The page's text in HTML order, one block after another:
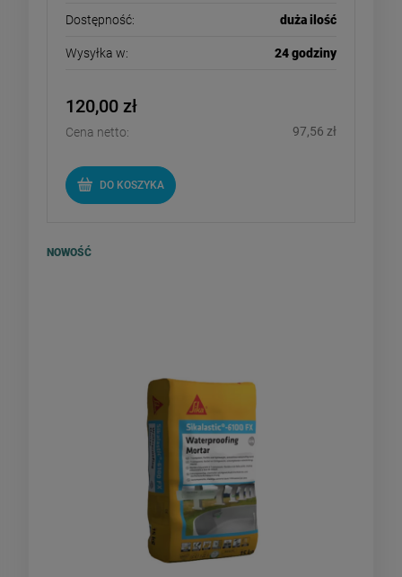
Dostępność: duża ilość
Wysyłka w: 24 godziny
120,00 zł
Cena netto: 97,56 zł
DO KOSZYKA
NOWOŚĆ